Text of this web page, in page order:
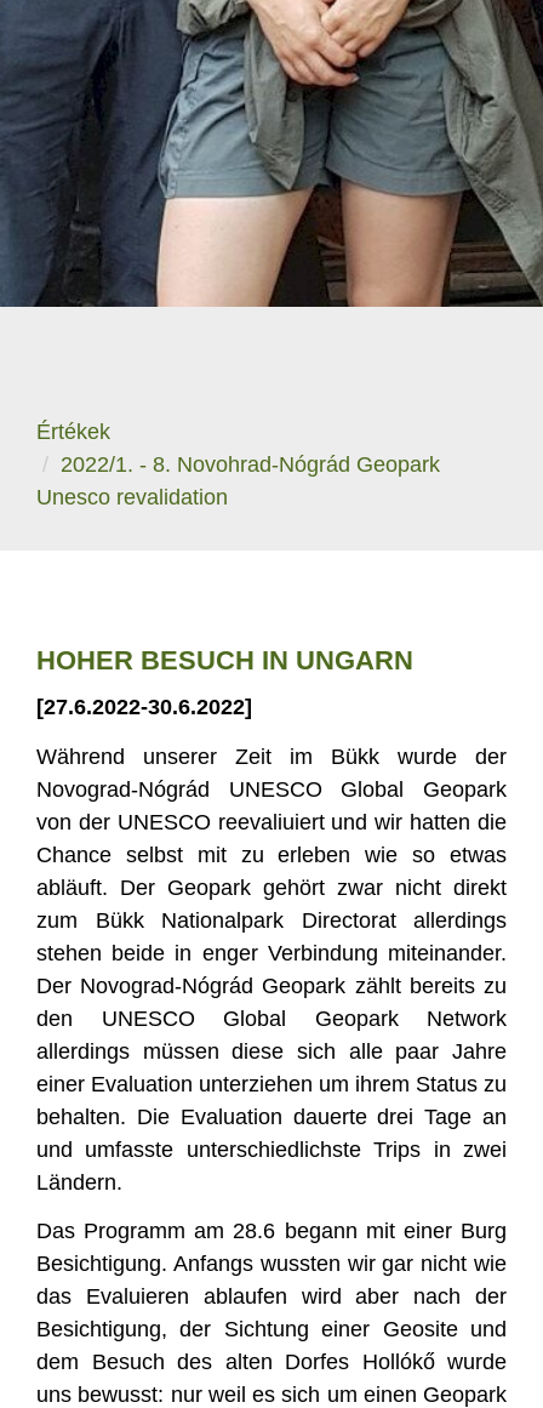
Értékek
2022/1. - 8. Novohrad-Nógrád Geopark
Unesco revalidation
HOHER BESUCH IN UNGARN
[27.6.2022-30.6.2022]
Während unserer Zeit im Bükk wurde der
Novograd-Nógrád UNESCO Global Geopark
von der UNESCO reevaliuiert und wir hatten die
Chance selbst mit zu erleben wie so etwas
abläuft. Der Geopark gehört zwar nicht direkt
zum Bükk Nationalpark Directorat allerdings
stehen beide in enger Verbindung miteinander.
Der Novograd-Nógrád Geopark zählt bereits zu
den UNESCO Global Geopark Network
allerdings müssen diese sich alle paar Jahre
einer Evaluation unterziehen um ihrem Status zu
behalten. Die Evaluation dauerte drei Tage an
und umfasste unterschiedlichste Trips in zwei
Ländern.
Das Programm am 28.6 begann mit einer Burg
Besichtigung. Anfangs wussten wir gar nicht wie
das Evaluieren ablaufen wird aber nach der
Besichtigung, der Sichtung einer Geosite und
dem Besuch des alten Dorfes Hollókő wurde
uns bewusst: nur weil es sich um einen Geopark